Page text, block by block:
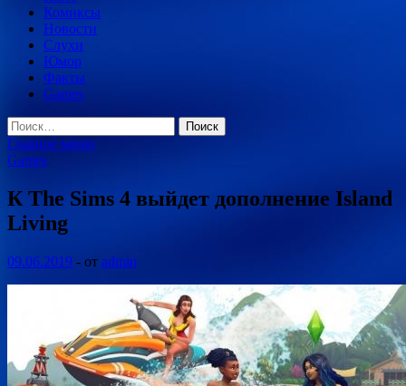
Комиксы
Новости
Слухи
Юмор
Факты
Games
Найти:
Главное меню
Games
К The Sims 4 выйдет дополнение Island
Living
09.06.2019 - от admin